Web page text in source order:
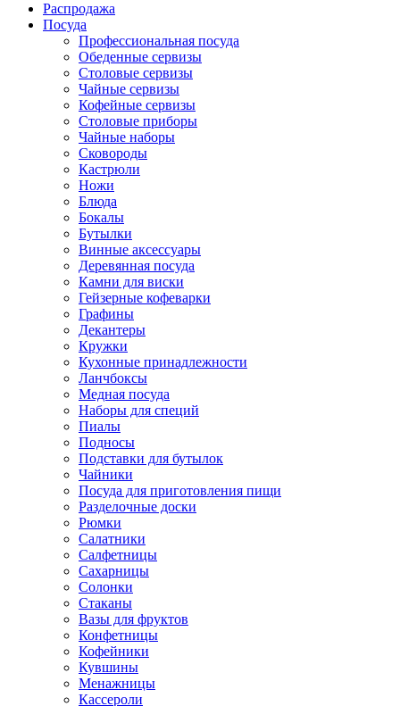
Распродажа
Посуда
Профессиональная посуда
Обеденные сервизы
Столовые сервизы
Чайные сервизы
Кофейные сервизы
Столовые приборы
Чайные наборы
Сковороды
Кастрюли
Ножи
Блюда
Бокалы
Бутылки
Винные аксессуары
Деревянная посуда
Камни для виски
Гейзерные кофеварки
Графины
Декантеры
Кружки
Кухонные принадлежности
Ланчбоксы
Медная посуда
Наборы для специй
Пиалы
Подносы
Подставки для бутылок
Чайники
Посуда для приготовления пищи
Разделочные доски
Рюмки
Салатники
Салфетницы
Сахарницы
Солонки
Стаканы
Вазы для фруктов
Конфетницы
Кофейники
Кувшины
Менажницы
Кассероли